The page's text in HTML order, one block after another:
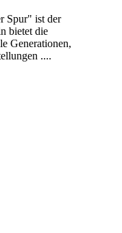
Spur" ist der
bietet die
Generationen,
....